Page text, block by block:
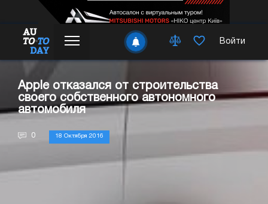
Войти
Apple отказался от строительства
своего собственного автономного
автомобиля
0 18 Октября 2016